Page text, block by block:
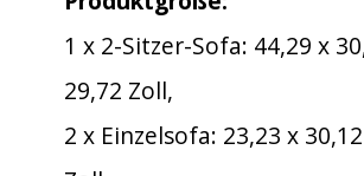
1 x 2-Sitzer-Sofa: 44,29 x
29,72 Zoll,
2 x Einzelsofa: 23,23 x